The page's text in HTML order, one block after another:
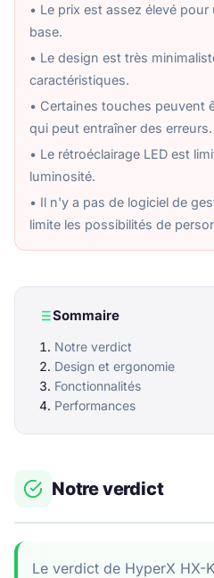
• Le prix est assez élevé
base.
• Le design est très
caractéristiques.
• Certaines touches peuvent
qui peut entraîner des erreurs.
• Le rétroéclairage LED est
luminosité.
• Il n'y a pas de logiciel de
limite les possibilités de
Sommaire
Notre verdict
Design et ergonomie
Fonctionnalités
Performances
Notre verdict
Le verdict de HyperX HX-